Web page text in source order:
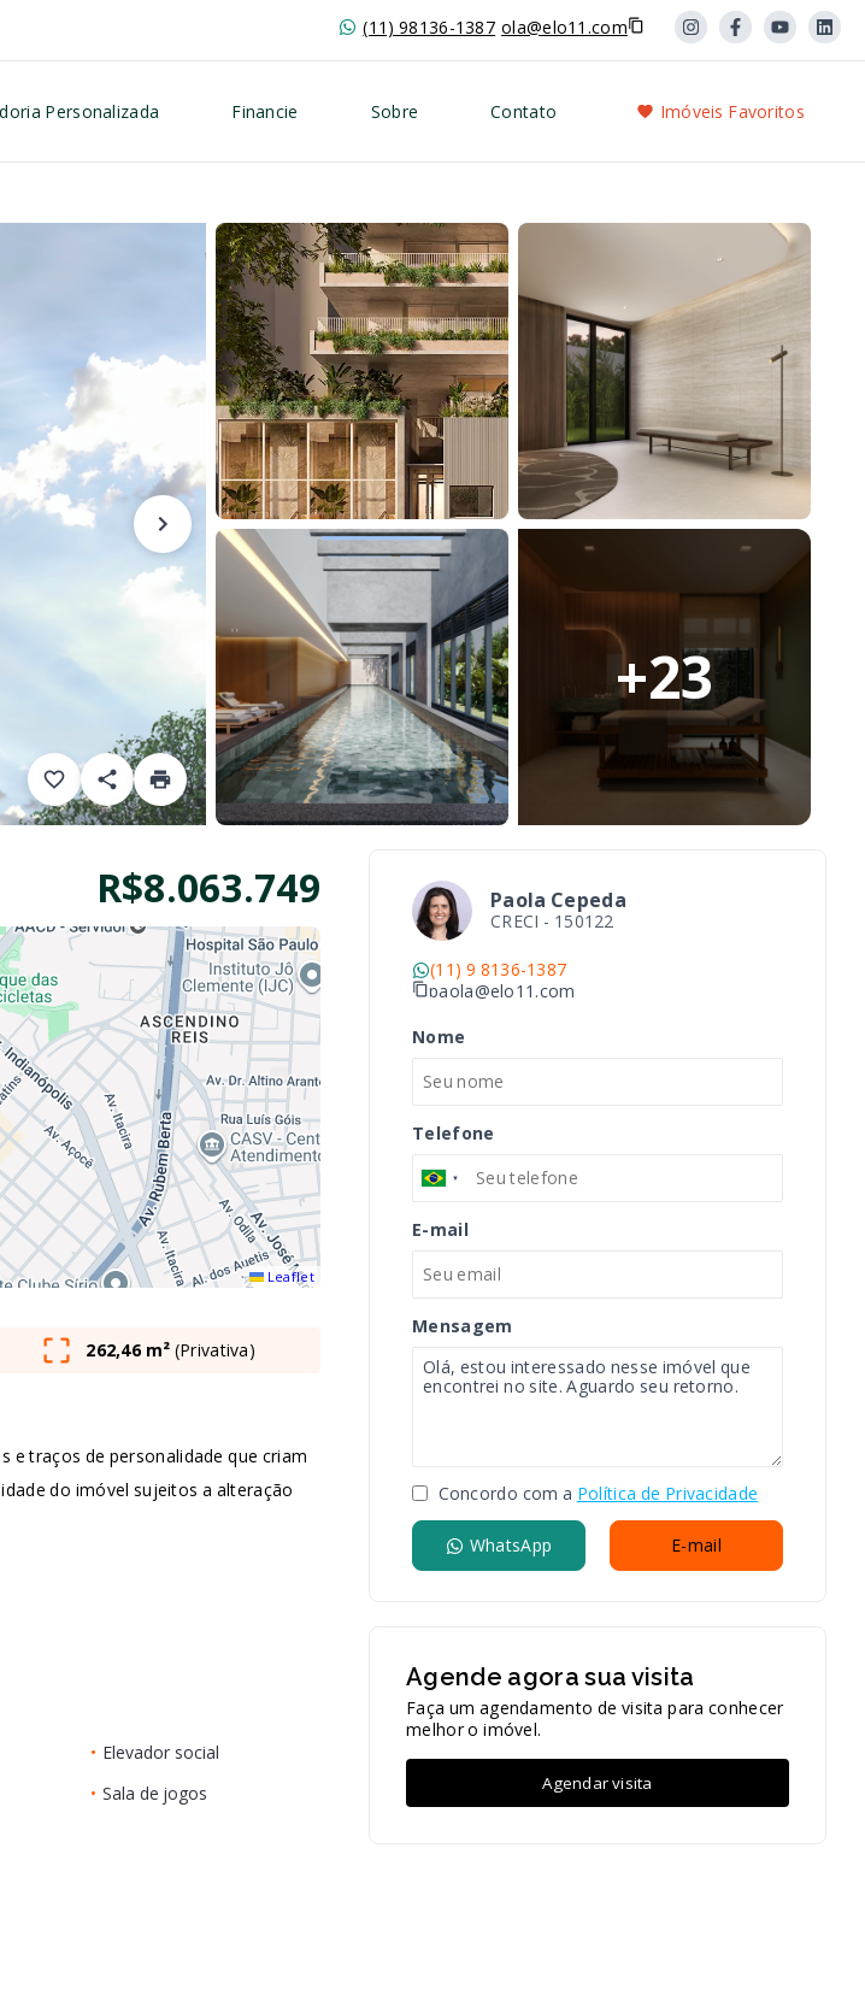
(11) 98136-1387 ola@elo11.com
Personalizada Financie Sobre Contato Imóveis Favoritos
+23
R$8.063.749
Leaflet
262,46 m² (Privativa)
e traços de personalidade que criam
do imóvel sujeitos a alteração
• Elevador social
• Sala de jogos
Paola Cepeda
CRECI - 150122
(11) 9 8136-1387
paola@elo11.com
Nome
Telefone
E-mail
Mensagem
Concordo com a Política de Privacidade
WhatsApp E-mail
Agende agora sua visita
Faça um agendamento de visita para conhecer
melhor o imóvel.
Agendar visita